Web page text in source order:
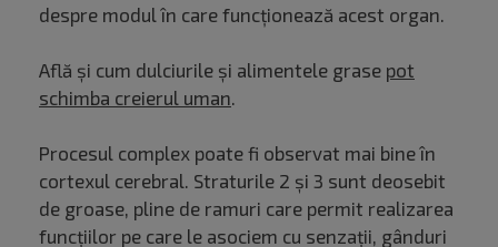
despre modul în care funcționează acest organ.
Află și cum dulciurile și alimentele grase pot
schimba creierul uman.
Procesul complex poate fi observat mai bine în
cortexul cerebral. Straturile 2 și 3 sunt deosebit
de groase, pline de ramuri care permit realizarea
funcțiilor pe care le asociem cu senzații, gânduri